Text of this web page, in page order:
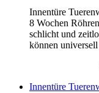
Innentüre
8 Wochen
schlicht und
können universell
Innentüre